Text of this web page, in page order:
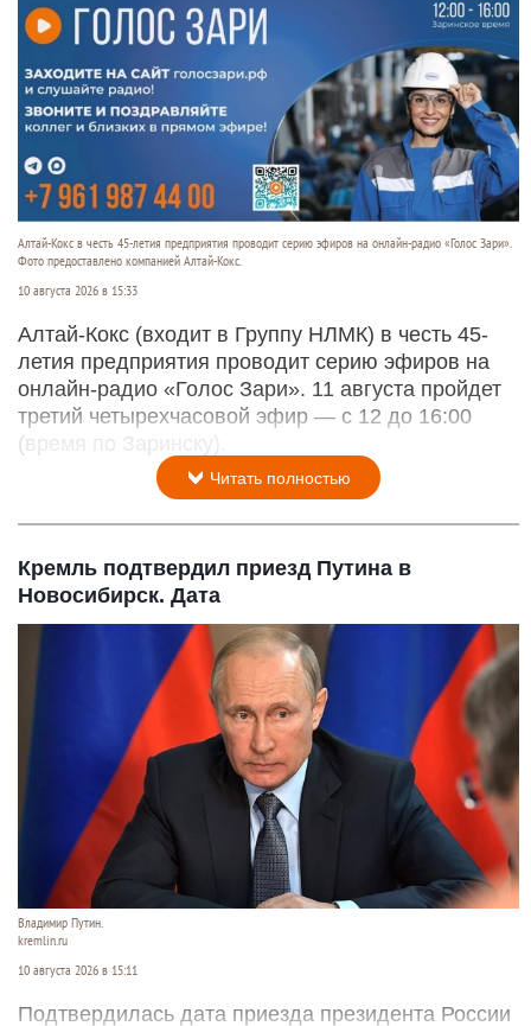
Алтай-Кокс в честь 45-летия предприятия проводит серию эфиров на онлайн-радио «Голос Зари».
Фото предоставлено компанией Алтай-Кокс.
10 августа 2026 в 15:33
Алтай-Кокс (входит в Группу НЛМК) в честь 45-
летия предприятия проводит серию эфиров на
онлайн-радио «Голос Зари». 11 августа пройдет
третий четырехчасовой эфир — с 12 до 16:00
(время по Заринску).
Читать полностью
Кремль подтвердил приезд Путина в
Новосибирск. Дата
Владимир Путин.
kremlin.ru
10 августа 2026 в 15:11
Подтвердилась дата приезда президента России